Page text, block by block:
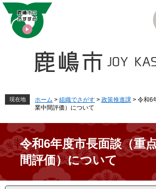
ペ
メ
現在地 ホーム > 組織でさがす > 政策推進課 > 令和6
業中間評価）について
令和6年度市長面談（重
間評価）について